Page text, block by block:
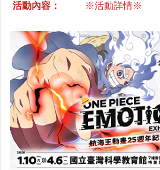
活動內容： ※活動詳情※